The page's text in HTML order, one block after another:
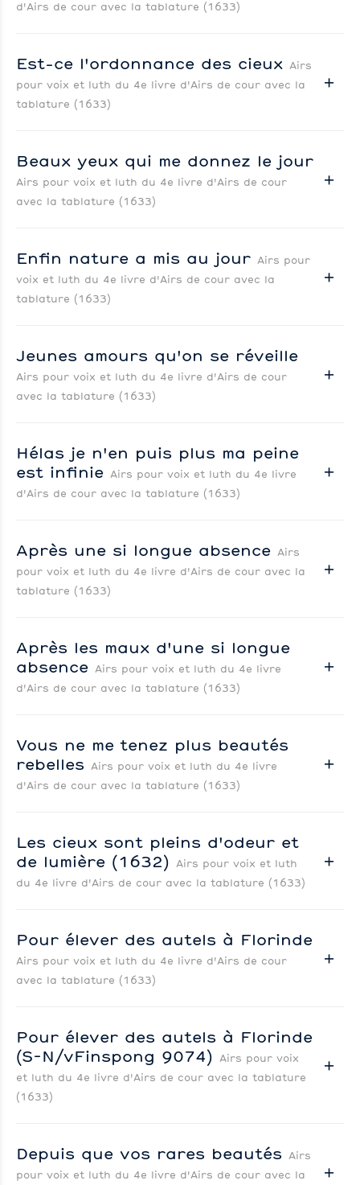
d'Airs de cour avec la tablature (1633)
Est-ce l'ordonnance des cieux Airs
pour voix et luth du 4e livre d'Airs de cour avec la
tablature (1633)
Beaux yeux qui me donnez le jour
Airs pour voix et luth du 4e livre d'Airs de cour
avec la tablature (1633)
Enfin nature a mis au jour Airs pour
voix et luth du 4e livre d'Airs de cour avec la
tablature (1633)
Jeunes amours qu'on se réveille
Airs pour voix et luth du 4e livre d'Airs de cour
avec la tablature (1633)
Hélas je n'en puis plus ma peine
est infinie Airs pour voix et luth du 4e livre
d'Airs de cour avec la tablature (1633)
Après une si longue absence Airs
pour voix et luth du 4e livre d'Airs de cour avec la
tablature (1633)
Après les maux d'une si longue
absence Airs pour voix et luth du 4e livre
d'Airs de cour avec la tablature (1633)
Vous ne me tenez plus beautés
rebelles
Airs pour voix et luth du 4e livre
d'Airs de cour avec la tablature (1633)
Les cieux sont pleins d'odeur et
de lumière (1632)
Airs pour voix et luth
du 4e livre d'Airs de cour avec la tablature (1633)
Pour élever des autels à Florinde
Airs pour voix et luth du 4e livre d'Airs de cour
avec la tablature (1633)
Pour élever des autels à Florinde
(S-N/vFinspong 9074)
Airs pour voix
et luth du 4e livre d'Airs de cour avec la tablature
(1633)
Depuis que vos rares beautés
Airs
pour voix et luth du 4e livre d'Airs de cour avec la